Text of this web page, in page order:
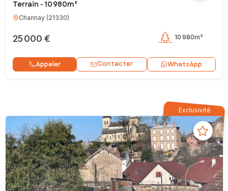
Terrain - 10 980m²
Channay(21330)
25 000 € 10 980m²
Appeler Contacter WhatsApp
Exclusivité